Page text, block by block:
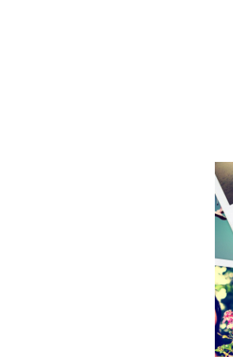
정부지원사업